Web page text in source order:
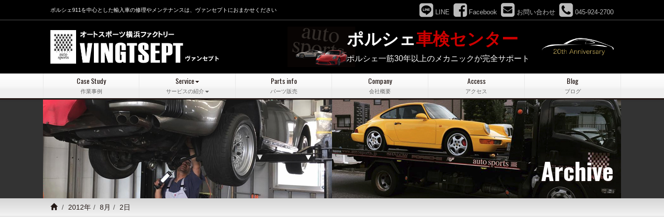
ポルシェ911を中心とした輸入車の修理やメンテナンスは、ヴァンセプトにおまかせください LINE Facebook お問い合わせ 045-924-2700
ポルシェ車検センター
ポルシェ一筋30年以上のメカニックが完全サポート
Case Study
作業事例
Service
サービスの紹介
Parts info
パーツ販売
Company
会社概要
Access
アクセス
Blog
ブログ
Archive
2012年 8月 2日